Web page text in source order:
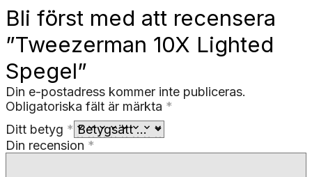
Bli först med att recensera
”Tweezerman 10X Lighted
Spegel”
Din e-postadress kommer inte publiceras.
Obligatoriska fält är märkta *
Ditt betyg *
Din recension *